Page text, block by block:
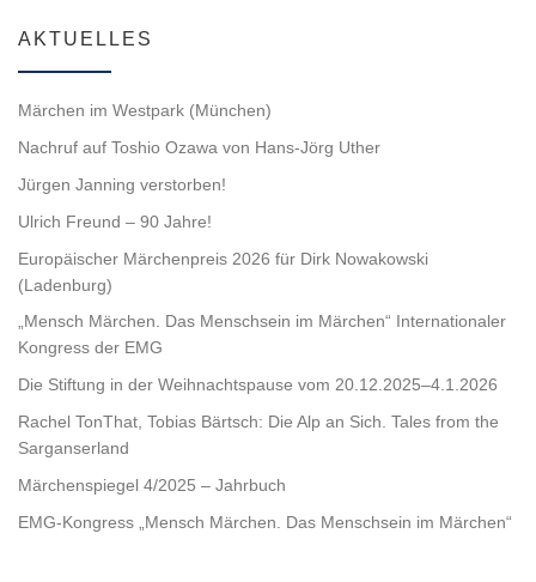
AKTUELLES
Märchen im Westpark (München)
Nachruf auf Toshio Ozawa von Hans-Jörg Uther
Jürgen Janning verstorben!
Ulrich Freund – 90 Jahre!
Europäischer Märchenpreis 2026 für Dirk Nowakowski
(Ladenburg)
„Mensch Märchen. Das Menschsein im Märchen“ Internationaler
Kongress der EMG
Die Stiftung in der Weihnachtspause vom 20.12.2025–4.1.2026
Rachel TonThat, Tobias Bärtsch: Die Alp an Sich. Tales from the
Sarganserland
Märchenspiegel 4/2025 – Jahrbuch
EMG-Kongress „Mensch Märchen. Das Menschsein im Märchen“